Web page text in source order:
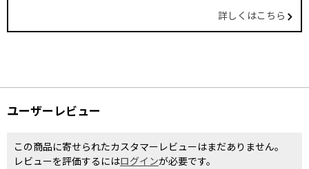
詳しくはこちら
ユーザーレビュー
この商品に寄せられたカスタマーレビューはまだありません。
レビューを評価するにはログインが必要です。